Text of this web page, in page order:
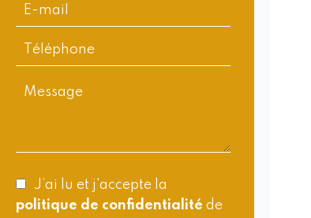
J’ai lu et j'accepte la
politique de confidentialité de